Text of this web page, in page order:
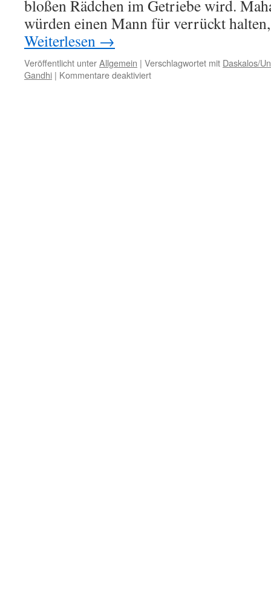
bloßen Rädchen im Getriebe wird.
würden einen Mann für verrückt
Weiterlesen →
Veröffentlicht unterAllgemein | Verschlagwortet mit Daskalos/
Gandhi | Kommentare deaktiviertfür